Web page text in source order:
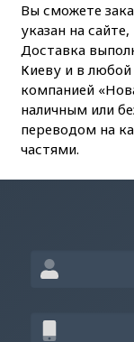
Вы сможете
указан на
Доставка
Киеву и в
компанией
наличным или
переводом на
частями.